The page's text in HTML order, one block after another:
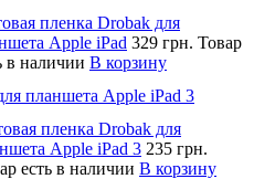
пленка Drobak для
Apple iPad 329 грн. Товар
в наличии В корзину
планшета Apple iPad 3
пленка Drobak для
Apple iPad 3 235 грн.
есть в наличии В корзину